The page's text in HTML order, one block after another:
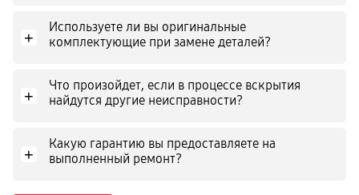
+
Используете ли вы оригинальные
комплектующие при замене деталей?
+
Что произойдет, если в процессе вскрытия
найдутся другие неисправности?
+
Какую гарантию вы предоставляете на
выполненный ремонт?